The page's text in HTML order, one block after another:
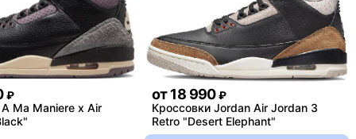
₽
Ma Maniere x Air
от 18 990 ₽
Кроссовки Jordan Air Jordan 3
Retro "Desert Elephant"